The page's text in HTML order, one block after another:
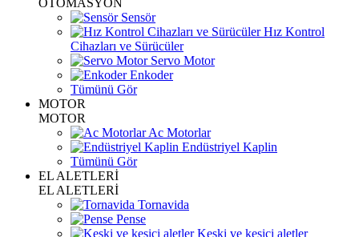
OTOMASYON
Sensör
Hız Kontrol
Cihazları ve Sürücüler
Servo Motor
Enkoder
Tümünü Gör
MOTOR
MOTOR
Ac Motorlar
Endüstriyel Kaplin
Tümünü Gör
EL ALETLERİ
EL ALETLERİ
Tornavida
Pense
Keski ve kesici aletler